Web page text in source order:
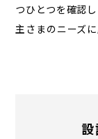
つひとつを確認
主さまのニーズ